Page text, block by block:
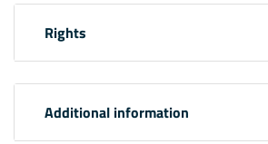
Rights
Additional information